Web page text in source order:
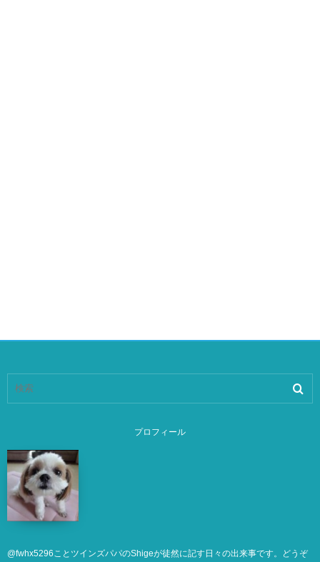
プロフィール
@fwhx5296ことツインズパパのShigeが徒然に記す日々の出来事です。どうぞ